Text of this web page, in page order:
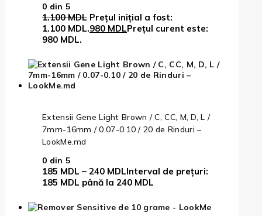
0 din 5
1.100MDL Prețul inițial a fost:
1.100 MDL.980 MDLPrețul curent este:
980 MDL.
Extensii Gene Light Brown / C, CC, M, D, L /
7mm-16mm / 0.07-0.10 / 20 de Rinduri –
LookMe.md
0 din 5
185 MDL – 240 MDLInterval de prețuri:
185 MDL până la 240 MDL